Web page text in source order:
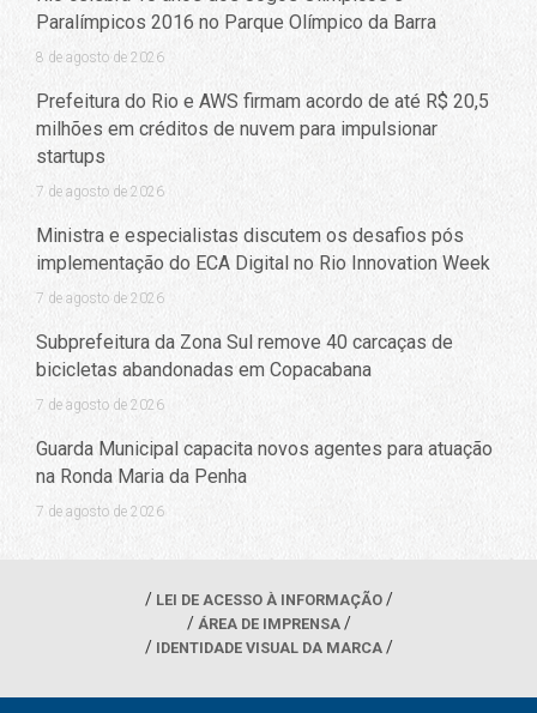
Paralímpicos 2016 no Parque Olímpico da Barra
8 de agosto de 2026
Prefeitura do Rio e AWS firmam acordo de até R$ 20,5
milhões em créditos de nuvem para impulsionar
startups
7 de agosto de 2026
Ministra e especialistas discutem os desafios pós
implementação do ECA Digital no Rio Innovation Week
7 de agosto de 2026
Subprefeitura da Zona Sul remove 40 carcaças de
bicicletas abandonadas em Copacabana
7 de agosto de 2026
Guarda Municipal capacita novos agentes para atuação
na Ronda Maria da Penha
7 de agosto de 2026
LEI DE ACESSO À INFORMAÇÃO
ÁREA DE IMPRENSA
IDENTIDADE VISUAL DA MARCA